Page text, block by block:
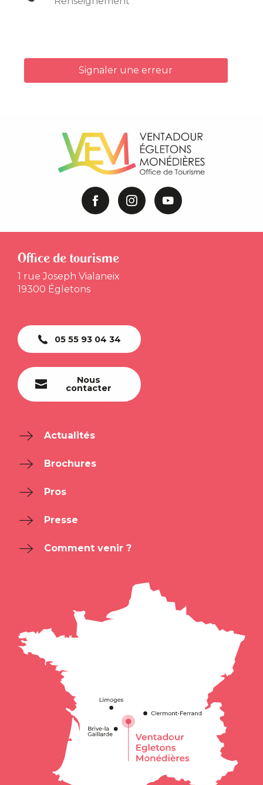
Signaler une erreur
Office de tourisme
1 rue Joseph Vialaneix
19300 Égletons
05 55 93 04 34
Nous
contacter
Actualités
Brochures
Pros
Presse
Comment venir ?